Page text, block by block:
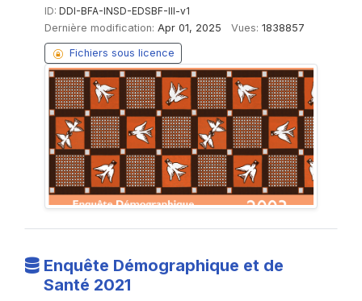
ID: DDI-BFA-INSD-EDSBF-III-v1
Dernière modification: Apr 01, 2025 Vues: 1838857
Fichiers sous licence
Enquête Démographique et de
Santé 2021